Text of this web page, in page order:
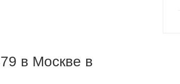
в Москве в